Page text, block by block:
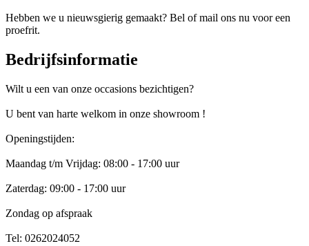
Hebben we u nieuwsgierig gemaakt? Bel of mail ons nu voor een
proefrit.
Bedrijfsinformatie
Wilt u een van onze occasions bezichtigen?
U bent van harte welkom in onze showroom !
Openingstijden:
Maandag t/m Vrijdag: 08:00 - 17:00 uur
Zaterdag: 09:00 - 17:00 uur
Zondag op afspraak
Tel: 0262024052